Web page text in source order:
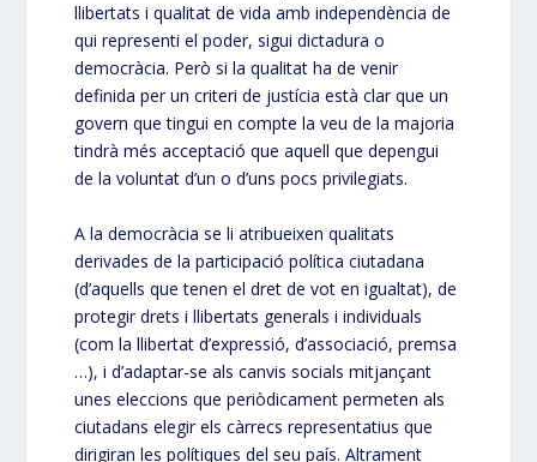
llibertats i qualitat de vida amb independència de
qui representi el poder, sigui dictadura o
democràcia. Però si la qualitat ha de venir
definida per un criteri de justícia està clar que un
govern que tingui en compte la veu de la majoria
tindrà més acceptació que aquell que depengui
de la voluntat d’un o d’uns pocs privilegiats.
A la democràcia se li atribueixen qualitats
derivades de la participació política ciutadana
(d’aquells que tenen el dret de vot en igualtat), de
protegir drets i llibertats generals i individuals
(com la llibertat d’expressió, d’associació, premsa
…), i d’adaptar-se als canvis socials mitjançant
unes eleccions que periòdicament permeten als
ciutadans elegir els càrrecs representatius que
dirigiran les polítiques del seu país. Altrament